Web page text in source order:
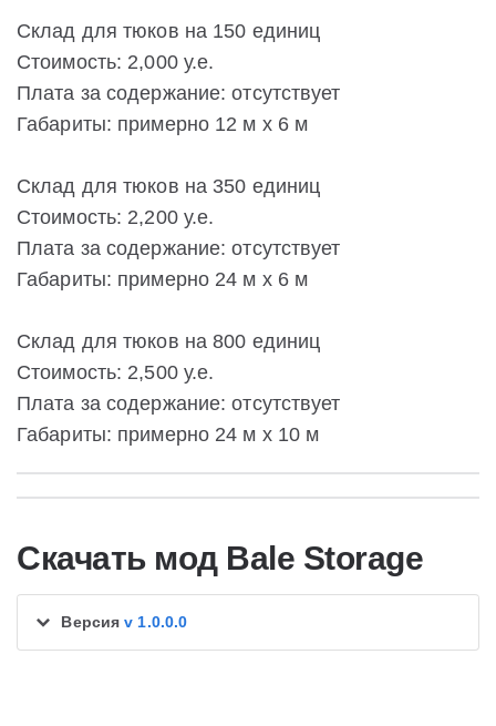
Склад для тюков на 150 единиц
Стоимость: 2,000 у.е.
Плата за содержание: отсутствует
Габариты: примерно 12 м x 6 м
Склад для тюков на 350 единиц
Стоимость: 2,200 у.е.
Плата за содержание: отсутствует
Габариты: примерно 24 м x 6 м
Склад для тюков на 800 единиц
Стоимость: 2,500 у.е.
Плата за содержание: отсутствует
Габариты: примерно 24 м x 10 м
Скачать мод Bale Storage
Версияv 1.0.0.0